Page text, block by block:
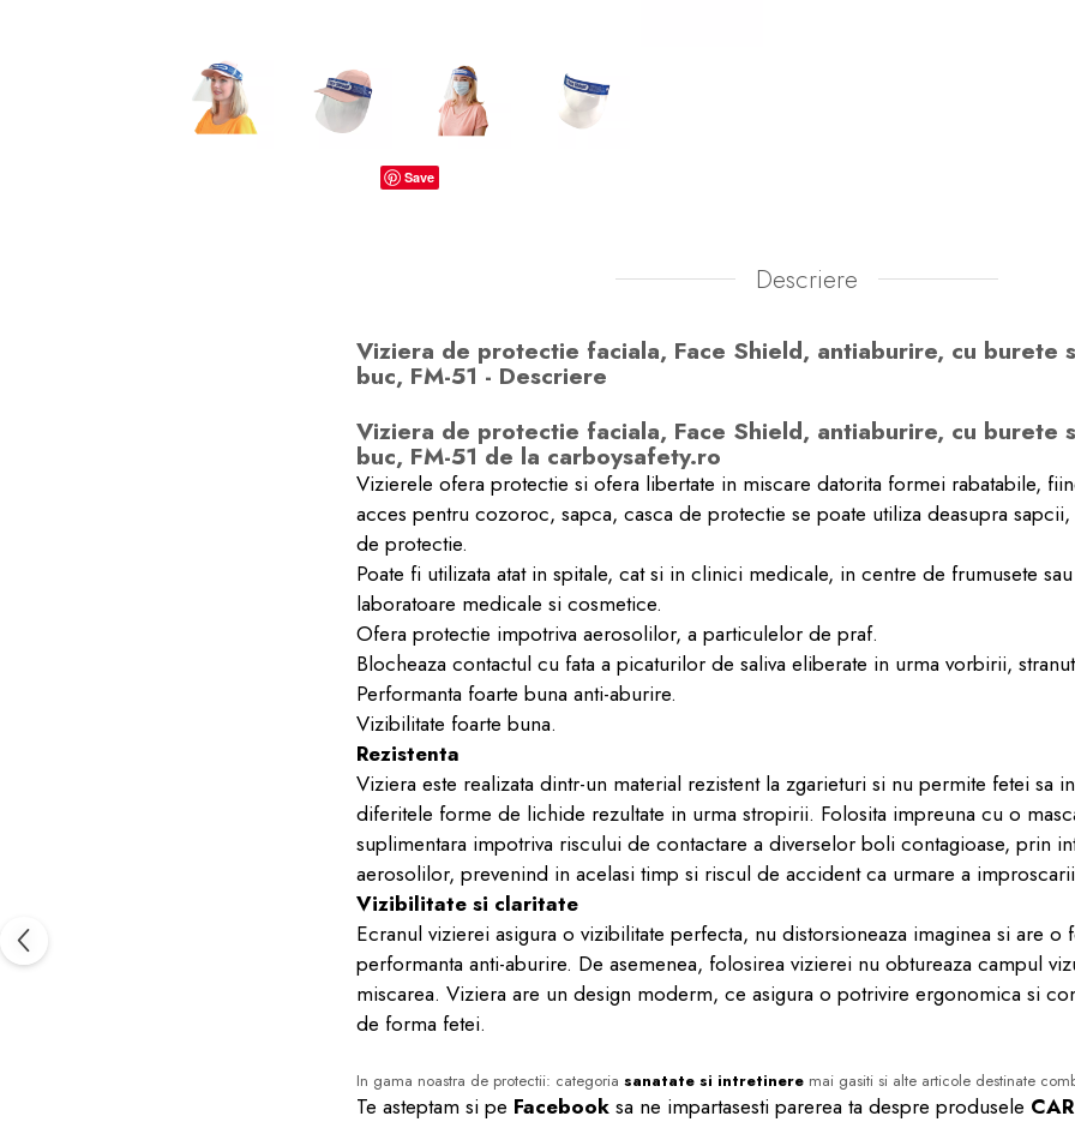
Produse îngrijire copii
Save
Descriere
Viziera de protectie faciala, Face Shield, antiaburire, cu burete
buc, FM-51 - Descriere
Viziera de protectie faciala, Face Shield, antiaburire, cu burete
buc, FM-51 de la carboysafety.ro
Vizierele ofera protectie si ofera libertate in miscare datorita formei rabatabile,
acces pentru cozoroc, sapca, casca de protectie se poate utiliza deasupra
de protectie.
Poate fi utilizata atat in spitale, cat si in clinici medicale, in centre de frumusete
laboratoare medicale si cosmetice.
Ofera protectie impotriva aerosolilor, a particulelor de praf.
Blocheaza contactul cu fata a picaturilor de saliva eliberate in urma vorbirii,
Performanta foarte buna anti-aburire.
Vizibilitate foarte buna.
Rezistenta
Viziera este realizata dintr-un material rezistent la zgarieturi si nu permite fetei sa
diferitele forme de lichide rezultate in urma stropirii. Folosita impreuna cu o
suplimentara impotriva riscului de contactare a diverselor boli contagioase, prin
aerosolilor, prevenind in acelasi timp si riscul de accident ca urmare a
Vizibilitate si claritate
Ecranul vizierei asigura o vizibilitate perfecta, nu distorsioneaza imaginea si are o
performanta anti-aburire. De asemenea, folosirea vizierei nu obtureaza campul
miscarea. Viziera are un design moderm, ce asigura o potrivire ergonomica si
de forma fetei.
In gama noastra de protectii: categoria sanatate si intretinere mai gasiti si alte articole destinate
Te asteptam si pe Facebook sa ne impartasesti parerea ta despre produsele